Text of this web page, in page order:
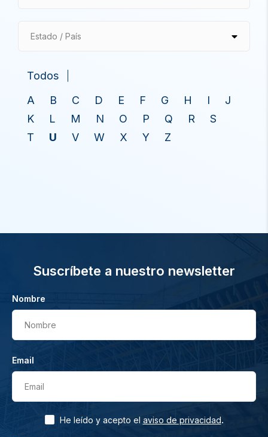
Estado / País
Todos
A
B C D E F G H I
J
K
L M N O P Q R
S
T
U V W X Y Z
Suscríbete a nuestro newsletter
Nombre
Nombre
Email
Email
He leído y acepto el aviso de privacidad.